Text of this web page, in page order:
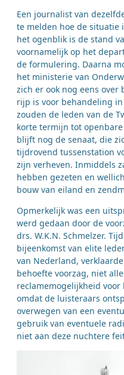
Een journalist van
te melden hoe de situatie
het ogenblik is de stand
voornamelijk op het
de formulering. Daarna
het ministerie van
zich er ook nog eens
rijp is voor behandeling
zouden de leden van de
korte termijn tot
blijft nog de senaat, die
tijdrovend tussenstation
zijn verheven. Inmiddels
hebben gezeten en
bouw van eiland en
Opmerkelijk was een
werd gedaan door de
drs. W.K.N. Schmelzer.
bijeenkomst van elite
van Nederland,
behoefte voorzag, niet
reclamemogelijkheid
omdat de luisteraars
overwegen van een
gebruik van eventuele
niet aan deze nuchtere